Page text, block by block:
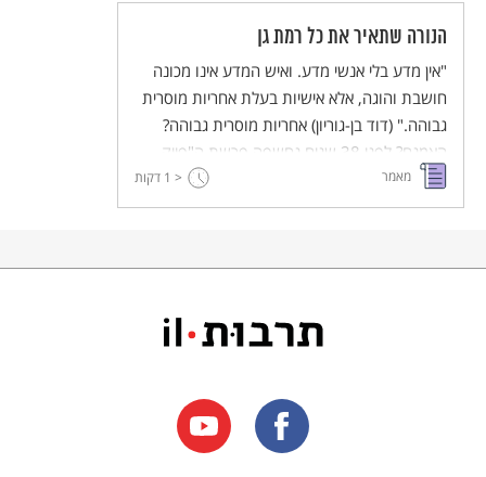
הנורה שתאיר את כל רמת גן
"אין מדע בלי אנשי מדע. ואיש המדע אינו מכונה
חושבת והוגה, אלא אישיות בעלת אחריות מוסרית
גבוהה." (דוד בן-גוריון) אחריות מוסרית גבוהה?
האמנם? לפני 38 שנים נחשפה פרשת ה"פייק
ניוז" הראשונה בישראל. מה הקשר בין יעקב מרידור
ל"נורה שתאיר את כל רמת גן"? איך הסתיימה
מאמר < 1 דקות